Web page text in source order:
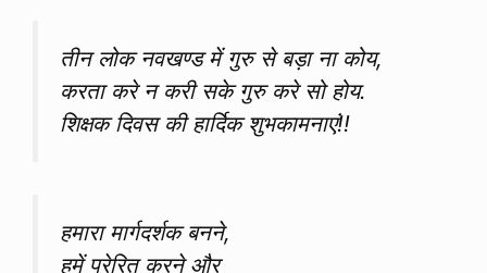
तीन लोक नवखण्ड में गुरु से बड़ा ना कोय,
करता करे न करी सके गुरु करे सो होय.
शिक्षक दिवस की हार्दिक शुभकामनाएं!!
हमारा मार्गदर्शक बनने,
हमें प्रेरित करने और